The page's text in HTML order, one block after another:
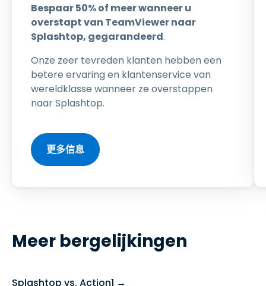
Bespaar 50% of meer wanneer u
overstapt van TeamViewer naar
Splashtop, gegarandeerd.
Onze zeer tevreden klanten hebben een
betere ervaring en klantenservice van
wereldklasse wanneer ze overstappen
naar Splashtop.
更多信息
Meer bergelijkingen
Splashtop vs. Action1 →